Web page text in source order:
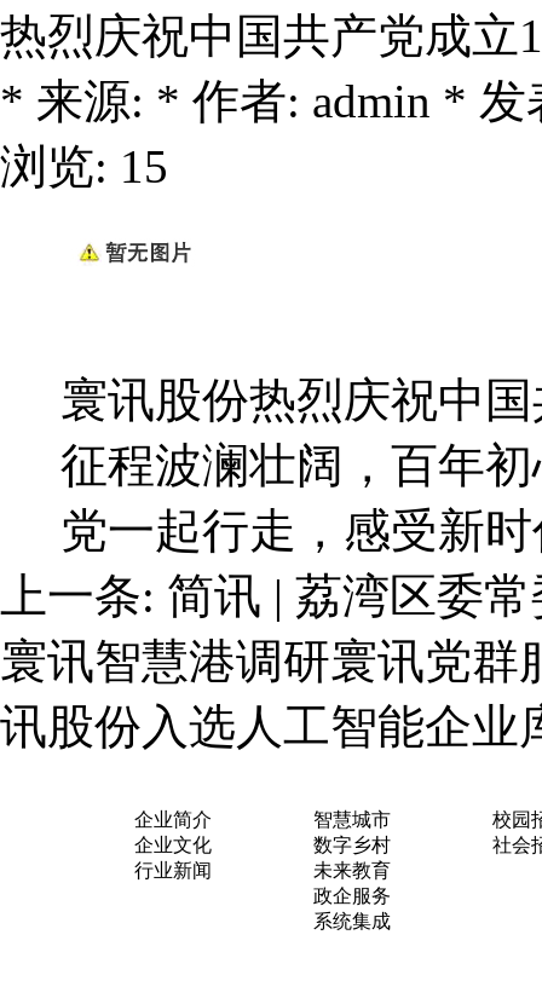
热烈庆祝中国共产党成立
* 来源: * 作者: admin * 发
浏览: 15
寰讯股份热烈庆祝中
征程波澜壮阔，百年
党一起行走，感受新
上一条: 简讯 | 荔湾区委
寰讯智慧港调研寰讯党群
讯股份入选人工智能企业
企业简介
企业文化
行业新闻
智慧城市
数字乡村
未来教育
政企服务
系统集成
校园
社会